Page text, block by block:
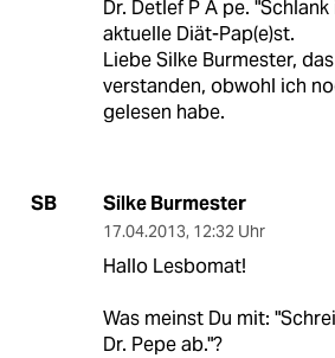
Dr. Detlef P A pe.
aktuelle Diät-Pap(e)st.
Liebe Silke Burmester,
verstanden, obwohl ich
gelesen habe.
SB Silke Burmester
17.04.2013, 12:32 Uhr
Hallo Lesbomat!
Was meinst Du mit:
Dr. Pepe ab."?